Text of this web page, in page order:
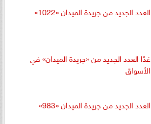
العدد الجديد من جريدة الميدان «1022»
غدًا العدد الجديد من «جريدة الميدان» في
الأسواق
العدد الجديد من جريدة الميدان «983»